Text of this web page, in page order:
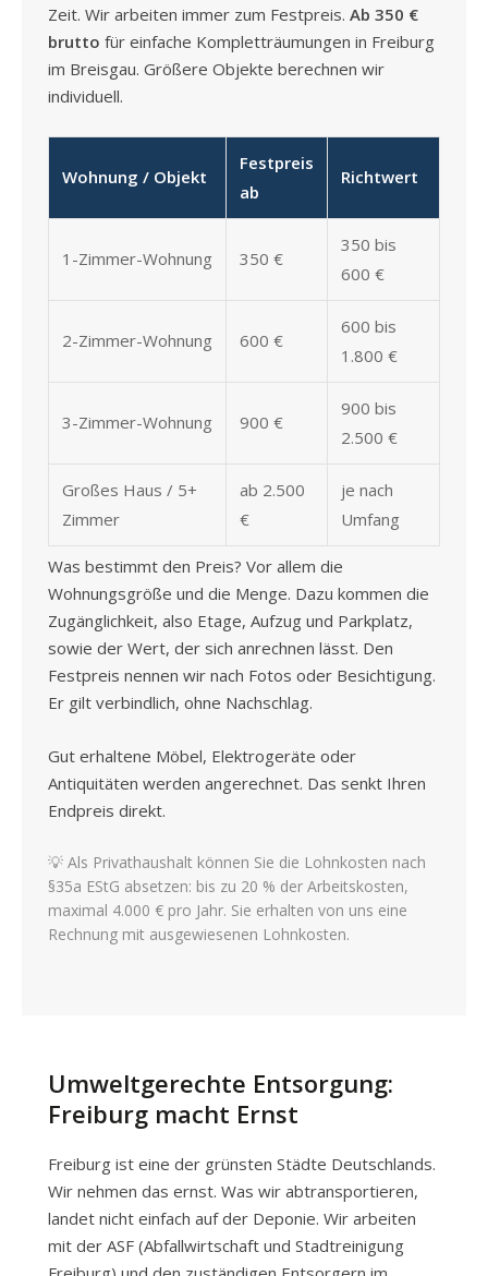
Zeit. Wir arbeiten immer zum Festpreis. Ab 350 €
brutto für einfache Kompletträumungen in Freiburg
im Breisgau. Größere Objekte berechnen wir
individuell.
Wohnung / Objekt
Festpreis
ab
Richtwert
1-Zimmer-Wohnung 350 €
350 bis
600 €
2-Zimmer-Wohnung 600 €
600 bis
1.800 €
3-Zimmer-Wohnung 900 €
900 bis
2.500 €
Großes Haus / 5+
Zimmer
ab 2.500
€
je nach
Umfang
Was bestimmt den Preis? Vor allem die
Wohnungsgröße und die Menge. Dazu kommen die
Zugänglichkeit, also Etage, Aufzug und Parkplatz,
sowie der Wert, der sich anrechnen lässt. Den
Festpreis nennen wir nach Fotos oder Besichtigung.
Er gilt verbindlich, ohne Nachschlag.
Gut erhaltene Möbel, Elektrogeräte oder
Antiquitäten werden angerechnet. Das senkt Ihren
Endpreis direkt.
💡 Als Privathaushalt können Sie die Lohnkosten nach
§35a EStG absetzen: bis zu 20 % der Arbeitskosten,
maximal 4.000 € pro Jahr. Sie erhalten von uns eine
Rechnung mit ausgewiesenen Lohnkosten.
Umweltgerechte Entsorgung:
Freiburg macht Ernst
Freiburg ist eine der grünsten Städte Deutschlands.
Wir nehmen das ernst. Was wir abtransportieren,
landet nicht einfach auf der Deponie. Wir arbeiten
mit der ASF (Abfallwirtschaft und Stadtreinigung